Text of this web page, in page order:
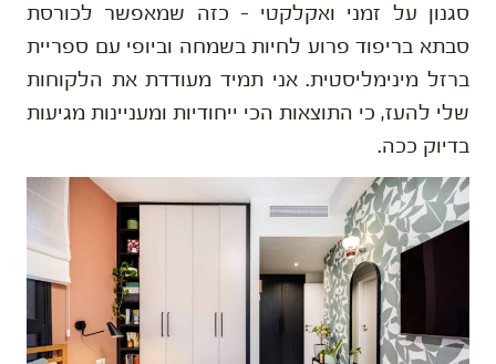
סגנון על זמני ואקלקטי – כזה שמאפשר לכורסת
סבתא בריפוד פרוע לחיות בשמחה וביופי עם ספריית
ברזל מינימליסטית. אני תמיד מעודדת את הלקוחות
שלי להעז, כי התוצאות הכי ייחודיות ומעניינות מגיעות
בדיוק ככה.